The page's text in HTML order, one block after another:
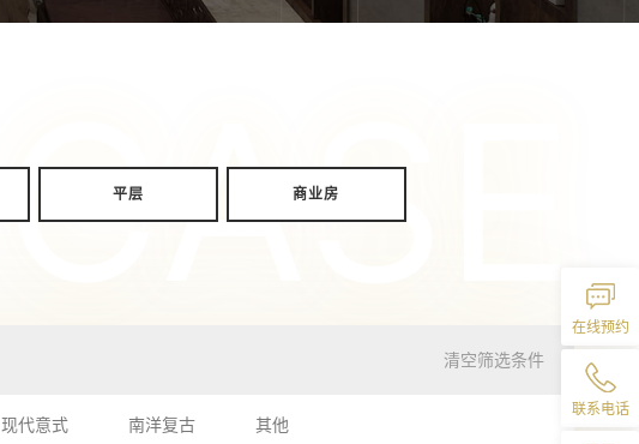
CASE
平层 商业房
清空筛选条件
现代意式 南洋复古 其他
在线预约
联系电话